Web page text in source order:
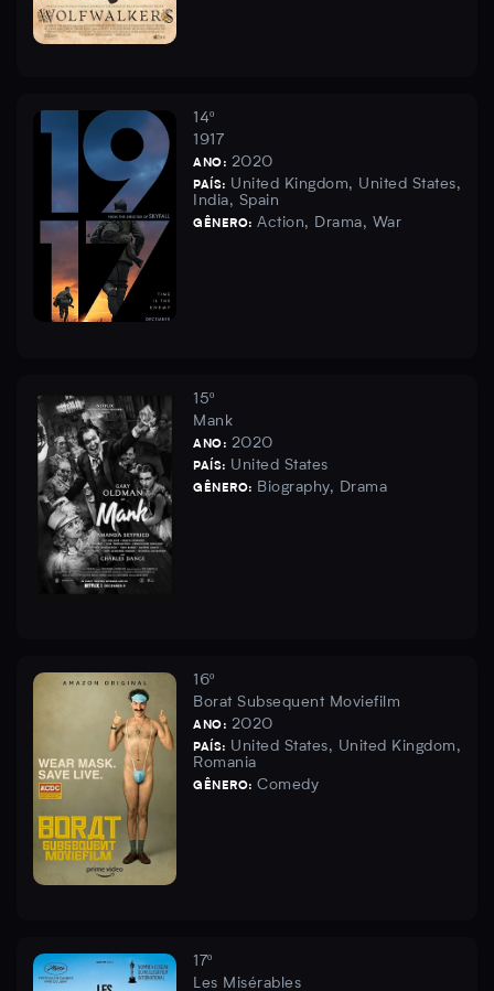
14º
1917
ANO: 2020
PAÍS: United Kingdom, United States,
India, Spain
GÊNERO: Action, Drama, War
15º
Mank
ANO: 2020
PAÍS: United States
GÊNERO: Biography, Drama
16º
Borat Subsequent Moviefilm
ANO: 2020
PAÍS: United States, United Kingdom,
Romania
GÊNERO: Comedy
17º
Les Misérables